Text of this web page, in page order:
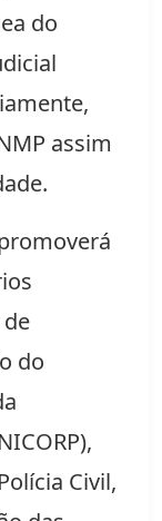
do
assim
do
Civil,